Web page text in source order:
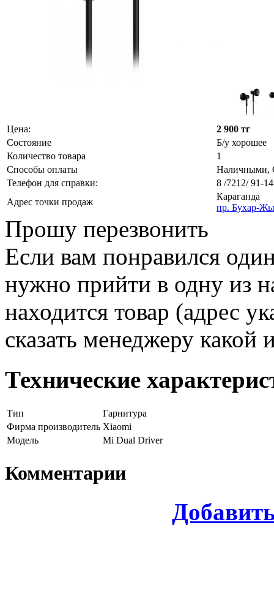
Цена:
2 900 тг
Состояние
Б/у хорошее
Количество товара
1
Способы оплаты
Наличными,
Телефон для справки:
8 /7212/ 91-
Адрес точки продаж
Караганда
пр. Бухар-
Прошу перезвонить
Если вам понравился
нужно прийти в одну из
находится товар (адрес
сказать менеджеру
Технические
Тип
Гарнитура
Фирма производитель Xiaomi
Модель
Mi Dual Driver
Комментарии